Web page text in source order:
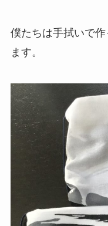
僕たちは手拭いで
ます。